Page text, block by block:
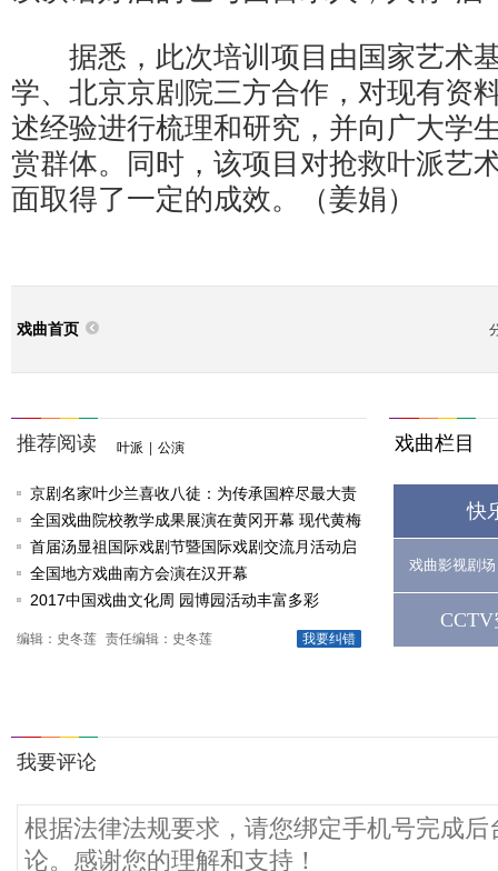
据悉，此次培训项目由国家艺术
学、北京京剧院三方合作，对现有资
述经验进行梳理和研究，并向广大学
赏群体。同时，该项目对抢救叶派艺
面取得了一定的成效。（姜娟）
戏曲首页
推荐阅读 叶派 公演
京剧名家叶少兰喜收八徒：为传承国粹尽最大责
任
全国戏曲院校教学成果展演在黄冈开幕 现代黄梅
戏《槐花谣》倾情..
首届汤显祖国际戏剧节暨国际戏剧交流月活动启
动
全国地方戏曲南方会演在汉开幕
2017中国戏曲文化周 园博园活动丰富多彩
我要纠错
编辑：史冬莲 责任编辑：史冬莲
戏曲栏目
快
戏曲影视剧场